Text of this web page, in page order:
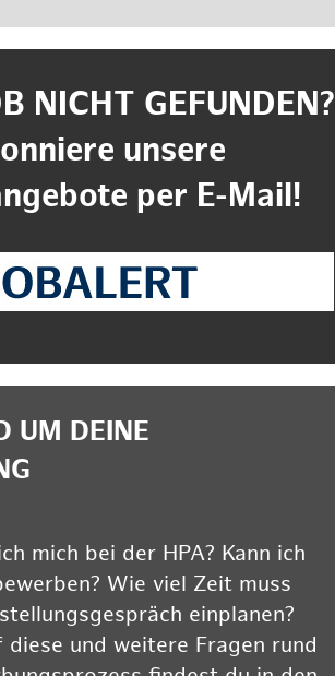
NICHT GEFUNDEN?
unsere
per E-Mail!
UM DEINE
mich bei der HPA? Kann ich
Wie viel Zeit muss
einplanen?
und weitere Fragen rund